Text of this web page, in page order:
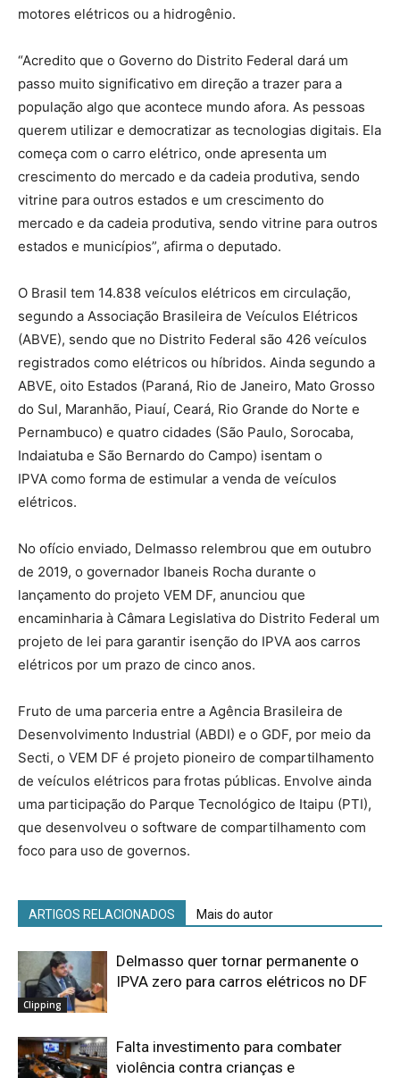
motores elétricos ou a hidrogênio.
“Acredito que o Governo do Distrito Federal dará um
passo muito significativo em direção a trazer para a
população algo que acontece mundo afora. As pessoas
querem utilizar e democratizar as tecnologias digitais. Ela
começa com o carro elétrico, onde apresenta um
crescimento do mercado e da cadeia produtiva, sendo
vitrine para outros estados e um crescimento do
mercado e da cadeia produtiva, sendo vitrine para outros
estados e municípios”, afirma o deputado.
O Brasil tem 14.838 veículos elétricos em circulação,
segundo a Associação Brasileira de Veículos Elétricos
(ABVE), sendo que no Distrito Federal são 426 veículos
registrados como elétricos ou híbridos. Ainda segundo a
ABVE, oito Estados (Paraná, Rio de Janeiro, Mato Grosso
do Sul, Maranhão, Piauí, Ceará, Rio Grande do Norte e
Pernambuco) e quatro cidades (São Paulo, Sorocaba,
Indaiatuba e São Bernardo do Campo) isentam o
IPVA como forma de estimular a venda de veículos
elétricos.
No ofício enviado, Delmasso relembrou que em outubro
de 2019, o governador Ibaneis Rocha durante o
lançamento do projeto VEM DF, anunciou que
encaminharia à Câmara Legislativa do Distrito Federal um
projeto de lei para garantir isenção do IPVA aos carros
elétricos por um prazo de cinco anos.
Fruto de uma parceria entre a Agência Brasileira de
Desenvolvimento Industrial (ABDI) e o GDF, por meio da
Secti, o VEM DF é projeto pioneiro de compartilhamento
de veículos elétricos para frotas públicas. Envolve ainda
uma participação do Parque Tecnológico de Itaipu (PTI),
que desenvolveu o software de compartilhamento com
foco para uso de governos.
ARTIGOS RELACIONADOS Mais do autor
Clipping
Delmasso quer tornar permanente o
IPVA zero para carros elétricos no DF
Falta investimento para combater
violência contra crianças e